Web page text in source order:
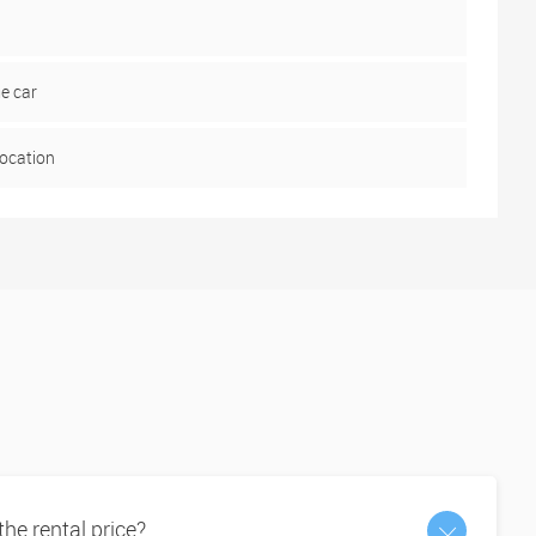
car
rental price?